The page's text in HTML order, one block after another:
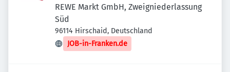
REWE Markt GmbH, Zweigniederlassung
Süd
96114 Hirschaid, Deutschland
JOB-in-Franken.de